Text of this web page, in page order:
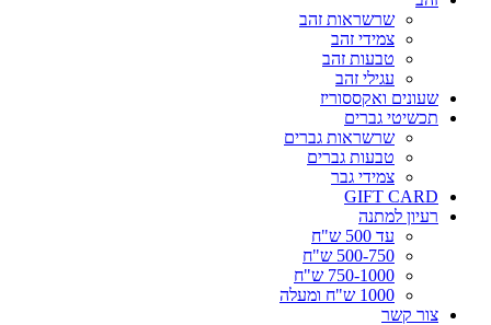
שרשראות זהב
צמידי זהב
טבעות זהב
עגילי זהב
שעונים ואקססוריז
תכשיטי גברים
שרשראות גברים
טבעות גברים
צמידי גבר
GIFT CARD
רעיון למתנה
עד 500 ש"ח
500-750 ש"ח
750-1000 ש"ח
1000 ש"ח ומעלה
צור קשר